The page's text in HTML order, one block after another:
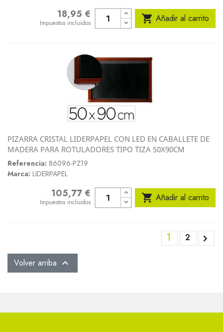
Precio18,95 €
Impuestos incluidos  Añadir al carrito
PIZARRA CRISTAL LIDERPAPEL CON LED EN CABALLETE DE
MADERA PARA ROTULADORES TIPO TIZA 50X90CM
Referencia: 86096-PZ19
Marca: LIDERPAPEL
Precio105,77 €
Impuestos incluidos  Añadir al carrito
1 2 
Volver arriba 